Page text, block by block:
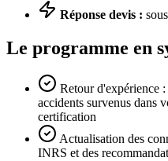
Réponse devis :
Le programme en
Retour d'expérience :
accidents survenus dans
certification
Actualisation des
INRS et des